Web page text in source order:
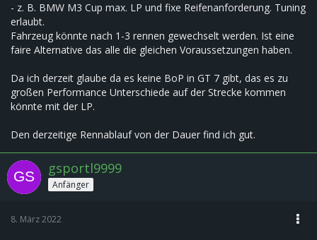
- z. B. BMW M3 Cup max. LP und fixe Reifenanforderung. Tuning
erlaubt.
Fahrzeug könnte nach 1-3 rennen gewechselt werden. Ist eine
faire Alternative das alle die gleichen Voraussetzungen haben.
Da ich derzeit glaube da es keine BoP in GT 7 gibt, das es zu
großen Performance Unterschiede auf der Strecke kommen
könnte mit der LP.
Den derzeitige Rennablauf von der Dauer find ich gut.
gsportl9999
Anfänger
8. März 2022